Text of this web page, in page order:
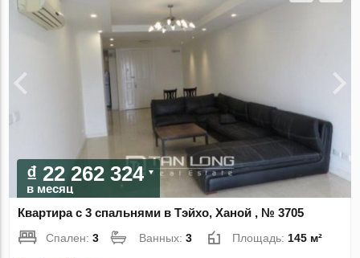
₫ 22 262 324
в месяц
Квартира с 3 спальнями в Тэйхо, Ханой , № 3705
Спален:3 Ванных:3 Площадь:145 м²